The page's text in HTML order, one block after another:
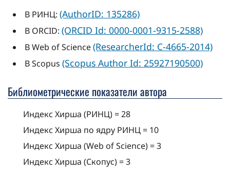
В РИНЦ:(AuthorID: 135286)
В ORCID:(ORCID Id: 0000-0001-9315-2588)
В Web of Science(ResearcherId: C-4665-2014)
В Scopus(Scopus Author Id: 25927190500)
Библиометрические показатели автора
Индекс Хирша (РИНЦ) = 28
Индекс Хирша по ядру РИНЦ = 10
Индекс Хирша (Web of Science) = 3
Индекс Хирша (Скопус) = 3